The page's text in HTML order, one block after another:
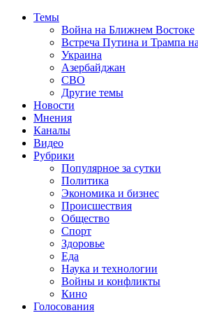
Темы
Война на Ближнем Востоке
Встреча Путина и Трампа
Украина
Азербайджан
СВО
Другие темы
Новости
Мнения
Каналы
Видео
Рубрики
Популярное за сутки
Политика
Экономика и бизнес
Происшествия
Общество
Спорт
Здоровье
Еда
Наука и технологии
Войны и конфликты
Кино
Голосования